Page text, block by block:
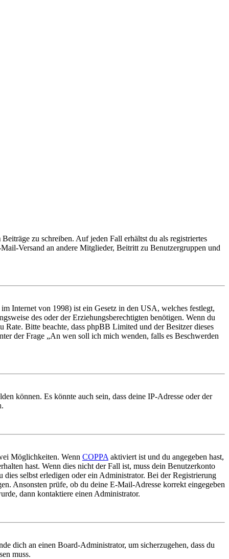
zu schreiben. Auf jeden Fall erhältst du als registriertes
Versand an andere Mitglieder, Beitritt zu Benutzergruppen und
Internet von 1998) ist ein Gesetz in den USA, welches festlegt,
des oder der Erziehungsberechtigten benötigen. Wenn du
Bitte beachte, dass phpBB Limited und der Besitzer dieses
der Frage „An wen soll ich mich wenden, falls es Beschwerden
können. Es könnte auch sein, dass deine IP-Adresse oder der
Möglichkeiten. Wenn COPPA aktiviert ist und du angegeben hast,
hast. Wenn dies nicht der Fall ist, muss dein Benutzerkonto
selbst erledigen oder ein Administrator. Bei der Registrierung
Ansonsten prüfe, ob du deine E-Mail-Adresse korrekt eingegeben
dann kontaktiere einen Administrator.
dich an einen Board-Administrator, um sicherzugehen, dass du
muss.